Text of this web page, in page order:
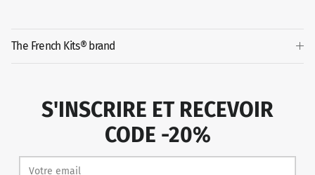
The French Kits® brand
S'INSCRIRE ET RECEVOIR
CODE -20%